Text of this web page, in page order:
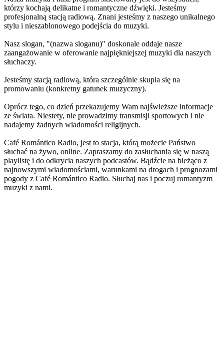
którzy kochają delikatne i romantyczne dźwięki. Jesteśmy
profesjonalną stacją radiową. Znani jesteśmy z naszego unikalnego
stylu i nieszablonowego podejścia do muzyki.
Nasz slogan, "(nazwa sloganu)" doskonale oddaje nasze
zaangażowanie w oferowanie najpiękniejszej muzyki dla naszych
słuchaczy.
Jesteśmy stacją radiową, która szczególnie skupia się na
promowaniu (konkretny gatunek muzyczny).
Oprócz tego, co dzień przekazujemy Wam najświeższe informacje
ze świata. Niestety, nie prowadzimy transmisji sportowych i nie
nadajemy żadnych wiadomości religijnych.
Café Romántico Radio, jest to stacja, którą możecie Państwo
słuchać na żywo, online. Zapraszamy do zasłuchania się w naszą
playlistę i do odkrycia naszych podcastów. Bądźcie na bieżąco z
najnowszymi wiadomościami, warunkami na drogach i prognozami
pogody z Café Romántico Radio. Słuchaj nas i poczuj romantyzm
muzyki z nami.